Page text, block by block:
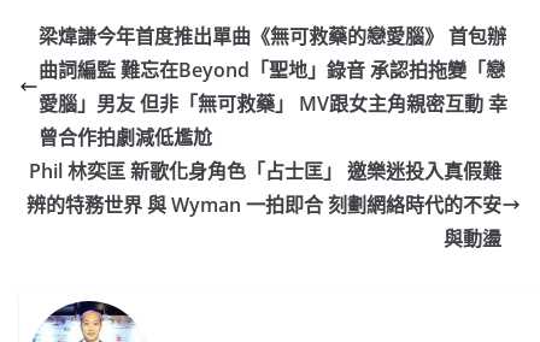
e
b
o
o
k
W
ei
b
o
s
A
p
p
h
at
er l y
Li
n
梁煒謙今年首度推出單曲《無可救藥的戀愛腦》 首包辦
曲詞編監 難忘在Beyond「聖地」錄音 承認拍拖變「戀
愛腦」男友 但非「無可救藥」 MV跟女主角親密互動 幸
曾合作拍劇減低尷尬
Phil 林奕匡 新歌化身角色「占士匡」 邀樂迷投入真假難
辨的特務世界 與 Wyman 一拍即合 刻劃網絡時代的不安
與動盪